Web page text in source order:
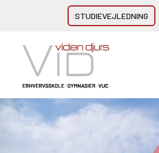
STUDIEVEJLEDNING
HHX Grenaa
HHX Rønde
HTX Grenaa
HF-enkeltfag - Grenaa, Hornslet
Brobygning/introforløb